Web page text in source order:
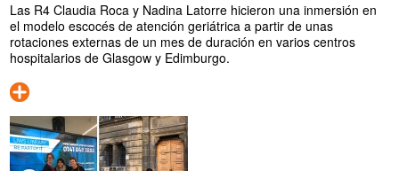
Contacto
Buscador
Català
Las R4 Claudia Roca y Nadina Latorre hicieron una inmersión en
el modelo escocés de atención geriátrica a partir de unas
rotaciones externas de un mes de duración en varios centros
hospitalarios de Glasgow y Edimburgo.